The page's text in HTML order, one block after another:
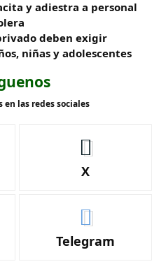
y adiestra a personal
deben exigir
niñas y adolescentes
en las redes sociales
X
Telegram